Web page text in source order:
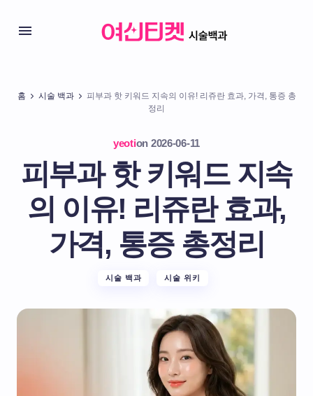
홈 시술 백과
피부과 핫 키워드 지속의 이유! 리쥬란 효과, 가격, 통증 총
정리
yeotion 2026-06-11
피부과 핫 키워드 지속
의 이유! 리쥬란 효과,
가격, 통증 총정리
시술 백과 시술 위키